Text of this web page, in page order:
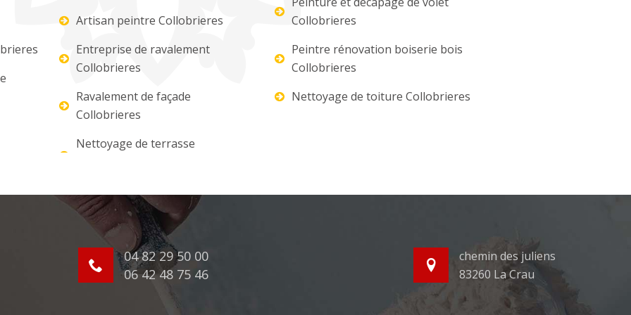
Artisan peintre Collobrieres
Entreprise de ravalement
Collobrieres
Ravalement de façade
Collobrieres
Nettoyage de terrasse
Collobrieres
Peintre rénovation boiserie bois
Collobrieres
Nettoyage de toiture Collobrieres
04 82 29 50 00
06 42 48 75 46
chemin des juliens
83260 La Crau